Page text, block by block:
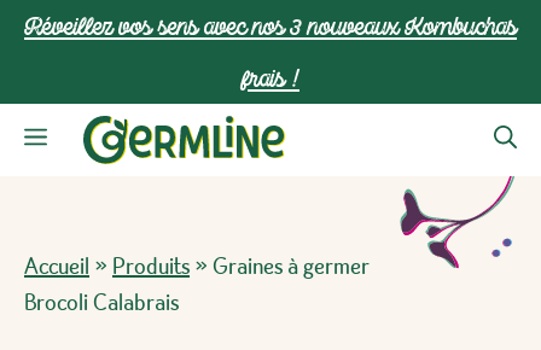
AllerRéveillez vos sens avec nos 3 nouveaux Kombuchas
frais !
Menu
Accueil » Produits » Graines à germer
Brocoli Calabrais